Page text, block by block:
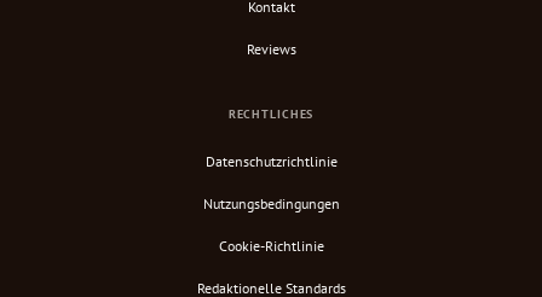
Kontakt
Reviews
RECHTLICHES
Datenschutzrichtlinie
Nutzungsbedingungen
Cookie-Richtlinie
Redaktionelle Standards